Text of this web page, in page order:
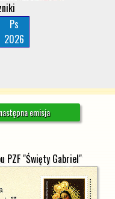
Ps
2026
następna emisja
PZF "Święty Gabriel"